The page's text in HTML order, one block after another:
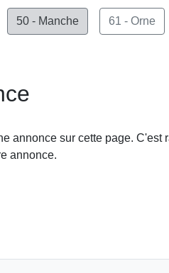
50 - Manche 61 - Orne
annonce sur cette page.
annonce.